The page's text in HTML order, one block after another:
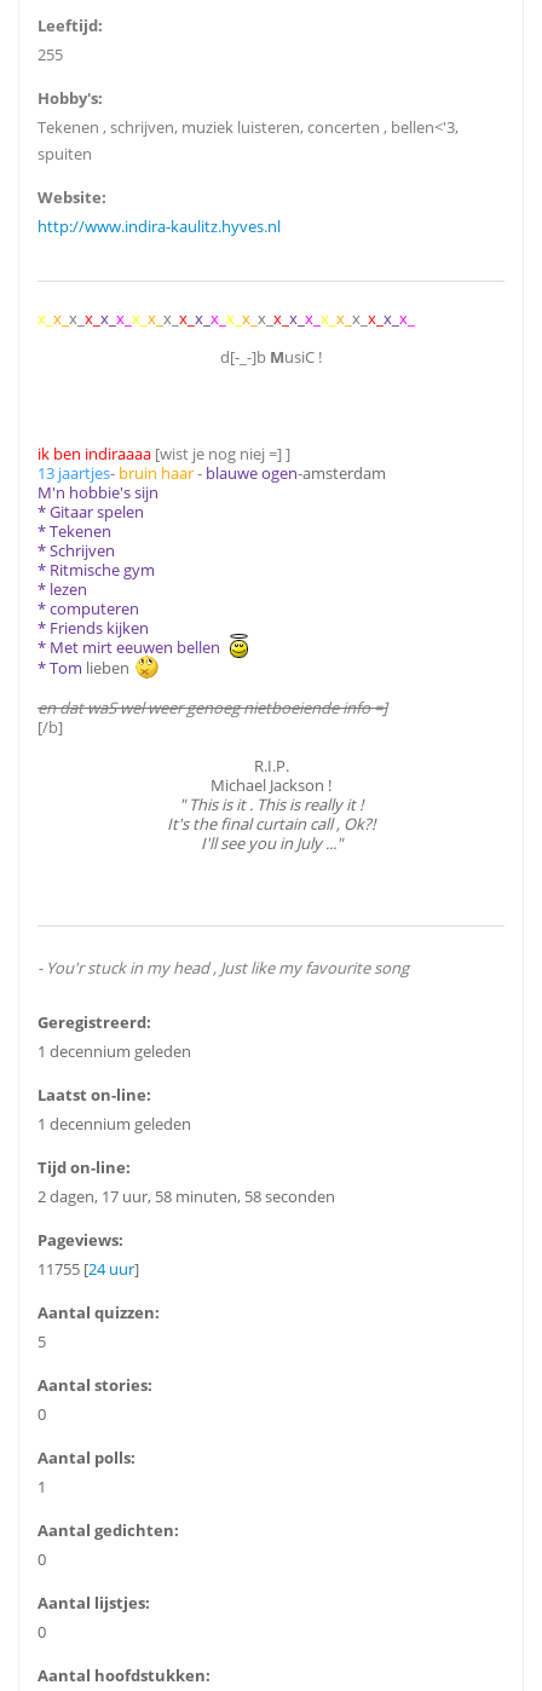
Leeftijd:
255
Hobby's:
Tekenen , schrijven, muziek luisteren, concerten , bellen<'3,
spuiten
Website:
http://www.indira-kaulitz.hyves.nl
x_ x_ x_ x_ x_ x_ x_ x_ x_ x_ x_ x_ x_ x_ x_ x_ x_ x_ x_ x_ x_ x_ x_ x_
d[-_-]b MusiC !
ik ben indiraaaa [wist je nog niej =] ]
13 jaartjes- bruin haar- blauwe ogen-amsterdam
M'n hobbie's sijn
* Gitaar spelen
* Tekenen
* Schrijven
* Ritmische gym
* lezen
* computeren
* Friends kijken
* Met mirt eeuwen bellen
* Tom lieben
en dat waS wel weer genoeg nietboeiende info =]
[/b]
R.I.P.
Michael Jackson !
" This is it . This is really it !
It's the final curtain call , Ok?!
I'll see you in July ..."
- You'r stuck in my head , Just like my favourite song
Geregistreerd:
1 decennium geleden
Laatst on-line:
1 decennium geleden
Tijd on-line:
2 dagen, 17 uur, 58 minuten, 58 seconden
Pageviews:
11755 [24 uur]
Aantal quizzen:
5
Aantal stories:
0
Aantal polls:
1
Aantal gedichten:
0
Aantal lijstjes:
0
Aantal hoofdstukken: